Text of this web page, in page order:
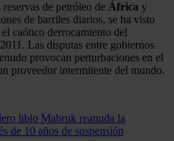
de petróleo de África y
de barriles diarios, se ha visto
caótico derrocamiento del
Las disputas entre gobiernos
provocan perturbaciones en el
proveedor intermitente del mundo.